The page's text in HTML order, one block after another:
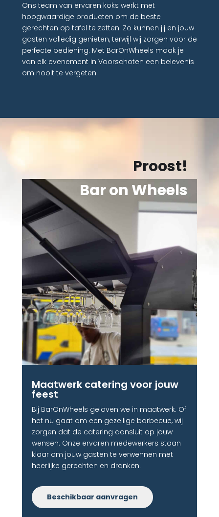
Ons team van ervaren koks werkt met
hoogwaardige producten om de beste
gerechten op tafel te zetten. Zo kunnen jij en jouw
gasten volledig genieten, terwijl wij zorgen voor de
perfecte bediening. Met BarOnWheels maak je
van elk evenement in Voorschoten een belevenis
om nooit te vergeten.
Proost!
Bar on Wheels
Maatwerk catering voor jouw
feest
Bij BarOnWheels geloven we in maatwerk. Of
het nu gaat om een gezellige barbecue, wij
zorgen dat de catering aansluit op jouw
wensen. Onze ervaren medewerkers staan
klaar om jouw gasten te verwennen met
heerlijke gerechten en dranken.
Beschikbaar aanvragen